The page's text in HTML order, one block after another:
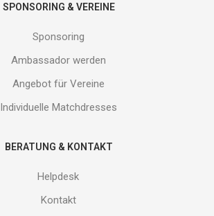
SPONSORING & VEREINE
Sponsoring
Ambassador werden
Angebot für Vereine
Individuelle Matchdresses
BERATUNG & KONTAKT
Helpdesk
Kontakt